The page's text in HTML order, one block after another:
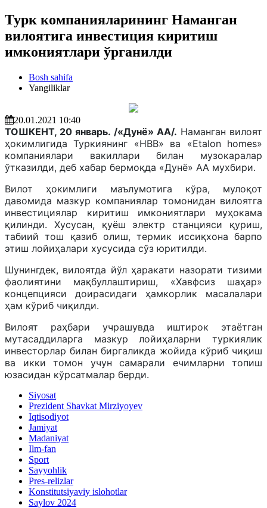
Турк компанияларининг Наманган
вилоятига инвестиция киритиш
имкониятлари ўрганилди
Bosh sahifa
Yangiliklar
20.01.2021 10:40
ТОШКЕНТ, 20 январь. /«Дунё» АА/. Наманган вилоят
ҳокимлигида Туркиянинг «HBB» ва «Etalon homes»
компаниялари вакиллари билан музокаралар
ўтказилди, деб хабар бермоқда «Дунё» АА мухбири.
Вилот ҳокимлиги маълумотига кўра, мулоқот
давомида мазкур компаниялар томонидан вилоятга
инвестициялар киритиш имкониятлари муҳокама
қилинди. Хусусан, қуёш электр станцияси қуриш,
табиий тош қазиб олиш, термик иссиқхона барпо
этиш лойиҳалари хусусида сўз юритилди.
Шунингдек, вилоятда йўл ҳаракати назорати тизими
фаолиятини мақбуллаштириш, «Хавфсиз шаҳар»
концепцияси доирасидаги ҳамкорлик масалалари
ҳам кўриб чиқилди.
Вилоят раҳбари учрашувда иштирок этаётган
мутасаддиларга мазкур лойиҳаларни туркиялик
инвесторлар билан биргаликда жойида кўриб чиқиш
ва икки томон учун самарали ечимларни топиш
юзасидан кўрсатмалар берди.
Siyosat
Prezident Shavkat Mirziyoyev
Iqtisodiyot
Jamiyat
Madaniyat
Ilm-fan
Sport
Sayyohlik
Pres-relizlar
Konstitutsiyaviy islohotlar
Saylov 2024